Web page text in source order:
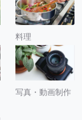
料理
写真・動画制作